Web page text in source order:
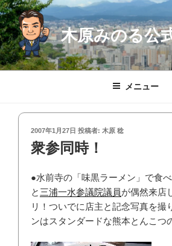
コ
ン
テ
ン
ツ
木原みのる公
メニュー
投
稿
日:
2007年1月27日 投稿者: 木原 稔
衆参同時！
●水前寺の「味黒ラーメン」で食
と 三浦一水参議院議員が偶然来店
リ！ついでに店主と記念写真を撮
ンはスタンダードな熊本とんこつ